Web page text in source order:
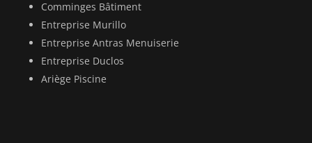
Comminges Bâtiment
Entreprise Murillo
Entreprise Antras Menuiserie
Entreprise Duclos
Ariège Piscine